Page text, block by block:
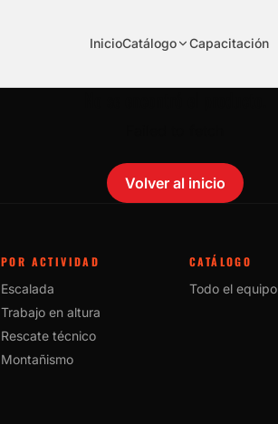
InicioCatálogo Capacitación
Volver al inicio
POR ACTIVIDAD
Escalada
Trabajo en altura
Rescate técnico
Montañismo
CATÁLOGO
Todo el equipo